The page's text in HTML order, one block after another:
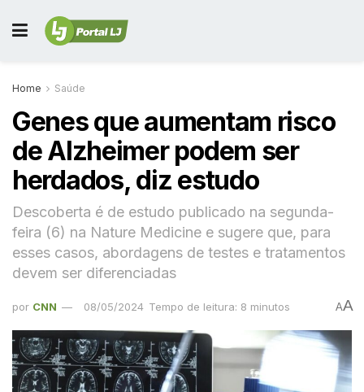
Home Saúde
Genes que aumentam risco
de Alzheimer podem ser
herdados, diz estudo
Descoberta é de estudo publicado na segunda-
feira (6) na Nature Medicine e sugere que, para
esses casos, abordagens de testes e tratamentos
devem ser diferenciadas
por CNN 08/05/2024 Tempo de leitura: 8 minutos AA